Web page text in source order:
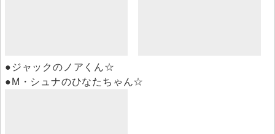
●ジャックのノアくん☆
●M・シュナのひなたちゃん☆